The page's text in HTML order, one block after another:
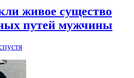
живое существо
путей мужчины